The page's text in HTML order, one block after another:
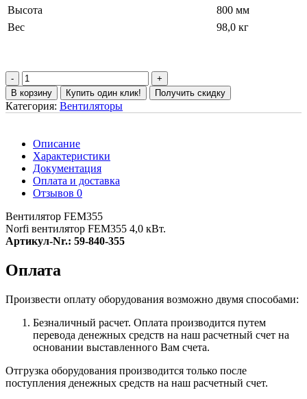
Высота
800 мм
Вес
98,0 кг
В корзину Купить один клик! Получить скидку
Категория: Вентиляторы
Описание
Характеристики
Документация
Оплата и доставка
Отзывов 0
Вентилятор FEM355
Norfi вентилятор FEM355 4,0 кВт.
Артикул-Nr.: 59-840-355
Оплата
Произвести оплату оборудования возможно двумя способами:
Безналичный расчет. Оплата производится путем
перевода денежных средств на наш расчетный счет на
основании выставленного Вам счета.
Отгрузка оборудования производится только после
поступления денежных средств на наш расчетный счет.